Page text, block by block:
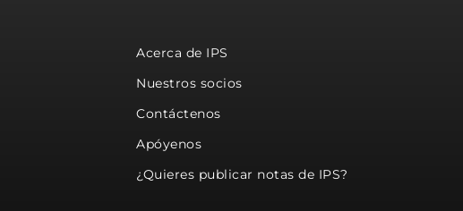
Acerca de IPS
Nuestros socios
Contáctenos
Apóyenos
¿Quieres publicar notas de IPS?